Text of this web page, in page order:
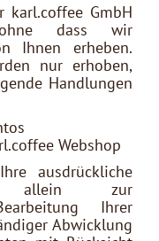
karl.coffee GmbH
ohne dass wir
Ihnen erheben.
nur erhoben,
Handlungen
Webshop
ausdrückliche
allein zur
Ihrer
Abwicklung